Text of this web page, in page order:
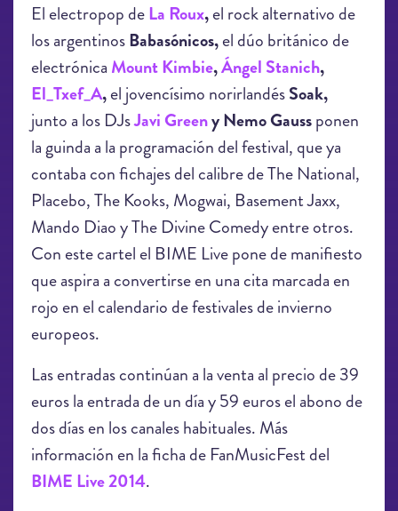
El electropop deLa Roux,el rock alternativo de
los argentinosBabasónicos,el dúo británico de
electrónica Mount Kimbie,Ángel Stanich,
El_Txef_A,el jovencísimo norirlandésSoak,
junto a los DJsJavi Greeny Nemo Gaussponen
la guinda a la programación del festival, que ya
contaba con fichajes del calibre de The National,
Placebo, The Kooks, Mogwai, Basement Jaxx,
Mando Diao y The Divine Comedy entre otros.
Con este cartel el BIME Live pone de manifiesto
que aspira a convertirse en una cita marcada en
rojo en el calendario de festivales de invierno
europeos.
Las entradas continúan a la venta al precio de 39
euros la entrada de un día y 59 euros el abono de
dos días en los canales habituales. Más
información en la ficha de FanMusicFest del
BIME Live 2014.